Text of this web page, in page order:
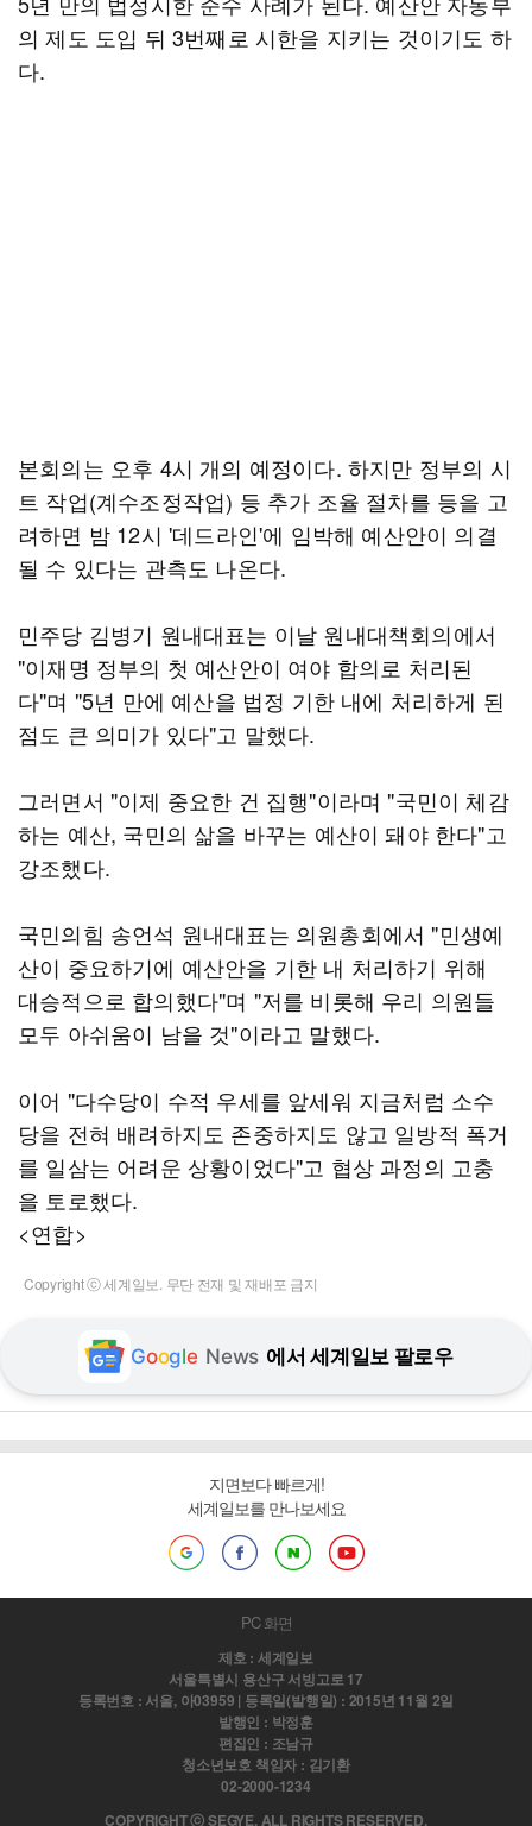
의 제도 도입 뒤 3번째로 시한을 지키는 것이기도 하
다.
본회의는 오후 4시 개의 예정이다. 하지만 정부의 시
트 작업(계수조정작업) 등 추가 조율 절차를 등을 고
려하면 밤 12시 '데드라인'에 임박해 예산안이 의결
될 수 있다는 관측도 나온다.
민주당 김병기 원내대표는 이날 원내대책회의에서
"이재명 정부의 첫 예산안이 여야 합의로 처리된
다"며 "5년 만에 예산을 법정 기한 내에 처리하게 된
점도 큰 의미가 있다"고 말했다.
그러면서 "이제 중요한 건 집행"이라며 "국민이 체감
하는 예산, 국민의 삶을 바꾸는 예산이 돼야 한다"고
강조했다.
국민의힘 송언석 원내대표는 의원총회에서 "민생예
산이 중요하기에 예산안을 기한 내 처리하기 위해
대승적으로 합의했다"며 "저를 비롯해 우리 의원들
모두 아쉬움이 남을 것"이라고 말했다.
이어 "다수당이 수적 우세를 앞세워 지금처럼 소수
당을 전혀 배려하지도 존중하지도 않고 일방적 폭거
를 일삼는 어려운 상황이었다"고 협상 과정의 고충
을 토로했다.
<연합>
Copyright ⓒ 세계일보. 무단 전재 및 재배포 금지
Google News 에서 세계일보 팔로우
지면보다 빠르게!
세계일보를 만나보세요
PC 화면
제호 : 세계일보
서울특별시 용산구 서빙고로 17
등록번호 : 서울, 아03959 | 등록일(발행일) : 2015년 11월 2일
발행인 : 박정훈
편집인 : 조남규
청소년보호 책임자 : 김기환
02-2000-1234
COPYRIGHT ⓒ SEGYE. ALL RIGHTS RESERVED.